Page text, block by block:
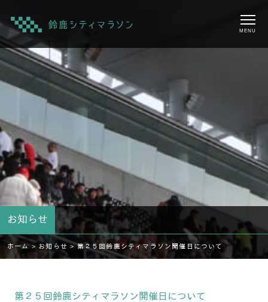
MENU
お知らせ
ホーム > お知らせ >第２５回鈴鹿シティマラソン開催日について
第２５回鈴鹿シティマラソン開催日について